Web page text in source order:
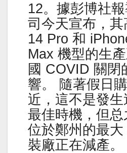
12。據彭博社
司今天宣布，
14 Pro 和
Max 機型的生
國 COVID 關閉
響。 隨著假日
近，這不是發
最佳時機，但
位於鄭州的最大
裝廠正在減產。